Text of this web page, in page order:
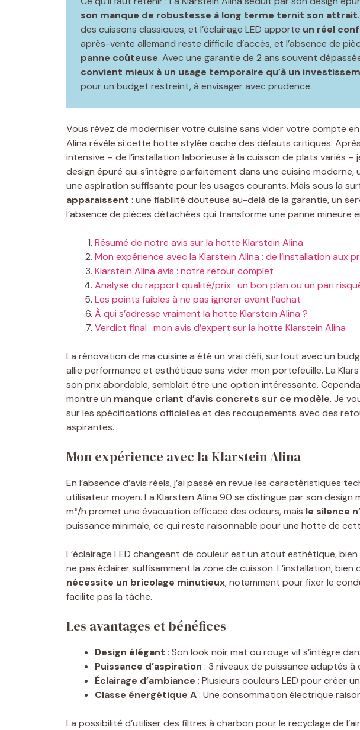
son manque de robustesse à long terme ternit son attrait
des cuissons classiques, et l’éclairage LED apporte un réel
après-vente allemand reste difficile d’accès, et l’absence de
panne coûteuse. Avec une garantie de 2 ans souvent
convient mieux à un usage temporaire qu’à un
pour un budget restreint, à envisager avec prudence.
Vous rêvez de moderniser votre cuisine sans vider votre compte
Alina révèle si cette hotte stylée cache des défauts critiques.
intensive – de l’installation laborieuse à la cuisson de plats variés –
design épuré qui s’intègre parfaitement dans une cuisine moderne,
une aspiration suffisante pour les usages courants. Mais sous la
apparaissent : une fiabilité douteuse au-delà de la garantie, un
l’absence de pièces détachées qui transforme une panne mineure
Résumé de notre avis sur la hotte Klarstein Alina
Mon expérience avec la Klarstein Alina : de l’installation aux
Klarstein Alina avis : notre retour complet
Analyse du rapport qualité/prix : un bon plan ou un pari
Les points faibles à ne pas ignorer avant l’achat
À qui s’adresse vraiment la hotte Klarstein Alina ?
Verdict final : mon avis d’expert sur la hotte Klarstein Alina
La rénovation de ma cuisine a été un vrai défi, surtout avec un
allie performance et esthétique sans vider mon portefeuille. La
son prix abordable, semblait être une option intéressante.
montre un manque criant d’avis concrets sur ce modèle. Je
sur les spécifications officielles et des recoupements avec des
aspirantes.
Mon expérience avec la Klarstein Alina
En l’absence d’avis réels, j’ai passé en revue les caractéristiques
utilisateur moyen. La Klarstein Alina 90 se distingue par son design
m³/h promet une évacuation efficace des odeurs, mais le silence
puissance minimale, ce qui reste raisonnable pour une hotte de
L’éclairage LED changeant de couleur est un atout esthétique,
ne pas éclairer suffisamment la zone de cuisson. L’installation, bien
nécessite un bricolage minutieux, notamment pour fixer le
facilite pas la tâche.
Les avantages et bénéfices
Design élégant : Son look noir mat ou rouge vif s’intègre
Puissance d’aspiration : 3 niveaux de puissance adaptés
Éclairage d’ambiance : Plusieurs couleurs LED pour créer
Classe énergétique A: Une consommation électrique
La possibilité d’utiliser des filtres à charbon pour le recyclage de